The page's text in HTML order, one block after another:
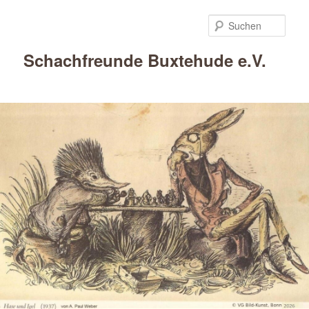
Schachfreunde Buxtehude e.V.